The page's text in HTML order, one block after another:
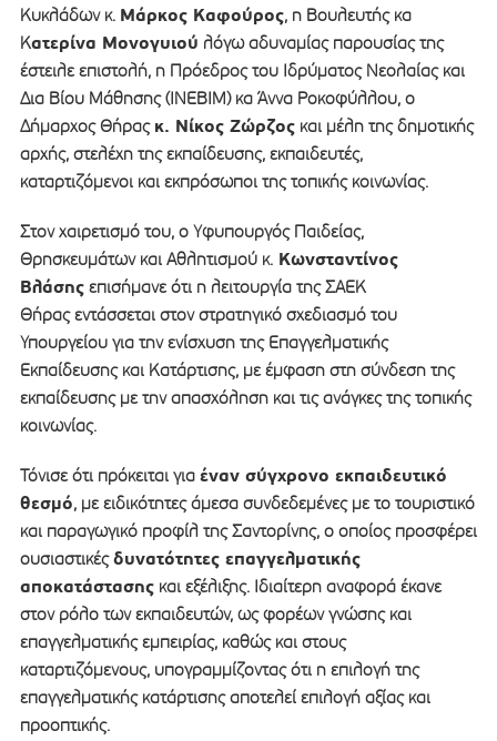
Κυκλάδων κ. Μάρκος Καφούρος, η Βουλευτής κα
Κατερίνα Μονογυιού λόγω αδυναμίας παρουσίας της
έστειλε επιστολή, η Πρόεδρος του Ιδρύματος Νεολαίας και
Δια Βίου Μάθησης (ΙΝΕΒΙΜ) κα Άννα Ροκοφύλλου, ο
Δήμαρχος Θήρας κ. Νίκος Ζώρζοςκαι μέλη της δημοτικής
αρχής, στελέχη της εκπαίδευσης, εκπαιδευτές,
καταρτιζόμενοι και εκπρόσωποι της τοπικής κοινωνίας.
Στον χαιρετισμό του, ο Υφυπουργός Παιδείας,
Θρησκευμάτων και Αθλητισμού κ.Κωνσταντίνος
Βλάσηςεπισήμανε ότι η λειτουργία της ΣΑΕΚ
Θήρας εντάσσεται στον στρατηγικό σχεδιασμό του
Υπουργείου για την ενίσχυση της Επαγγελματικής
Εκπαίδευσης και Κατάρτισης, με έμφαση στη σύνδεση της
εκπαίδευσης με την απασχόληση και τις ανάγκες της τοπικής
κοινωνίας.
Τόνισε ότι πρόκειται για έναν σύγχρονο εκπαιδευτικό
θεσμό, με ειδικότητες άμεσα συνδεδεμένες με το τουριστικό
και παραγωγικό προφίλ της Σαντορίνης, ο οποίος προσφέρει
ουσιαστικέςδυνατότητες επαγγελματικής
αποκατάστασηςκαι εξέλιξης. Ιδιαίτερη αναφορά έκανε
στον ρόλο των εκπαιδευτών, ως φορέων γνώσης και
επαγγελματικής εμπειρίας, καθώς και στους
καταρτιζόμενους, υπογραμμίζοντας ότι η επιλογή της
επαγγελματικής κατάρτισης αποτελεί επιλογή αξίας και
προοπτικής.